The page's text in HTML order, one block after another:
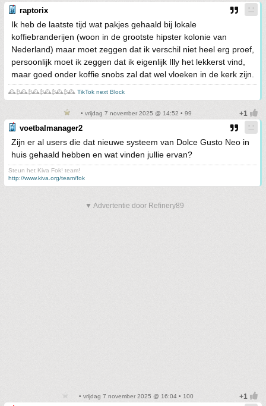
raptorix
Ik heb de laatste tijd wat pakjes gehaald bij lokale
koffiebranderijen (woon in de grootste hipster kolonie van
Nederland) maar moet zeggen dat ik verschil niet heel erg proef,
persoonlijk moet ik zeggen dat ik eigenlijk Illy het lekkerst vind,
maar goed onder koffie snobs zal dat wel vloeken in de kerk zijn.
🕰️₿🕰️₿🕰️₿🕰️₿🕰️₿🕰️ TikTok next Block
• vrijdag 7 november 2025 @ 14:52 • 99
voetbalmanager2
Zijn er al users die dat nieuwe systeem van Dolce Gusto Neo in
huis gehaald hebben en wat vinden jullie ervan?
Steun het Kiva Fok! team!
http://www.kiva.org/team/fok
▼ Advertentie door Refinery89
• vrijdag 7 november 2025 @ 16:04 • 100